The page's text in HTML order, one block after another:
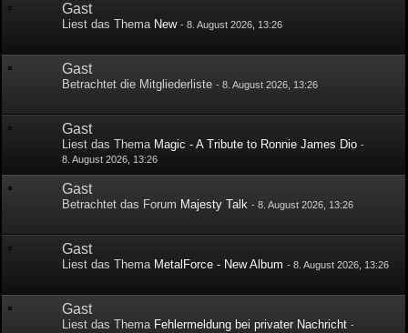
Gast
Liest das Thema New -8. August 2026, 13:26
Gast
Betrachtet die Mitgliederliste-8. August 2026, 13:26
Gast
Liest das Thema Magic - A Tribute to Ronnie James Dio -
8. August 2026, 13:26
Gast
Betrachtet das Forum Majesty Talk -8. August 2026, 13:26
Gast
Liest das Thema MetalForce - New Album -8. August 2026, 13:26
Gast
Liest das Thema Fehlermeldung bei privater Nachricht -